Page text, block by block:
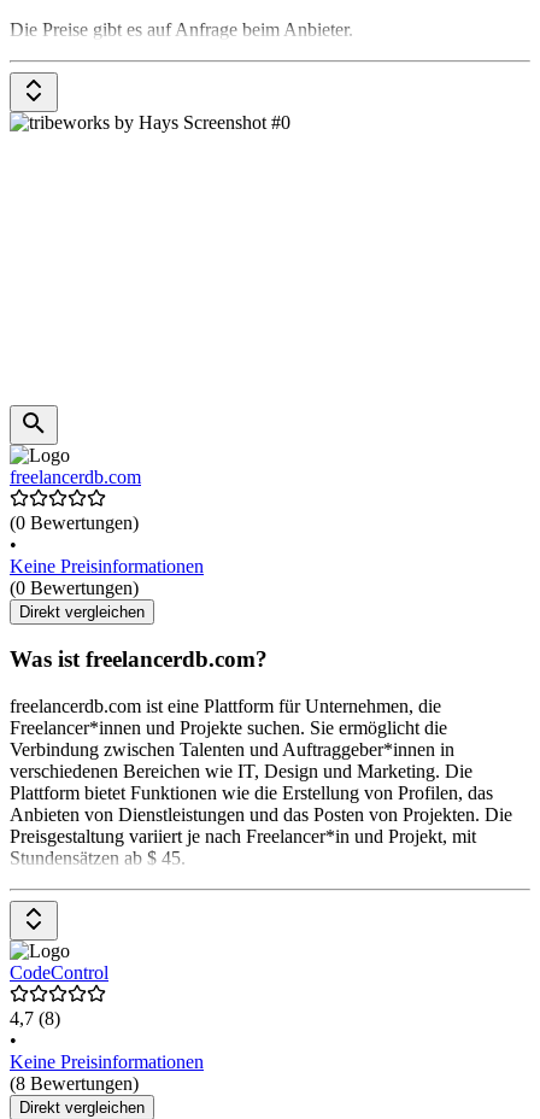
Die Preise gibt es auf Anfrage beim Anbieter.
freelancerdb.com
(0 Bewertungen)
•
Keine Preisinformationen
(0 Bewertungen)
Direkt vergleichen
Was ist freelancerdb.com?
freelancerdb.com ist eine Plattform für Unternehmen, die
Freelancer*innen und Projekte suchen. Sie ermöglicht die
Verbindung zwischen Talenten und Auftraggeber*innen in
verschiedenen Bereichen wie IT, Design und Marketing. Die
Plattform bietet Funktionen wie die Erstellung von Profilen, das
Anbieten von Dienstleistungen und das Posten von Projekten. Die
Preisgestaltung variiert je nach Freelancer*in und Projekt, mit
Stundensätzen ab $ 45.
CodeControl
4,7 (8)
•
Keine Preisinformationen
(8 Bewertungen)
Direkt vergleichen